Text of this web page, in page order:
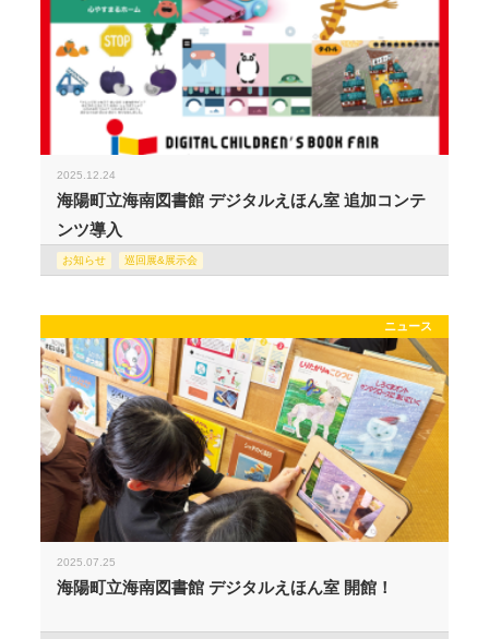
2025.12.24
海陽町立海南図書館 デジタルえほん室 追加コンテ
ンツ導入
お知らせ 巡回展&展示会
ニュース
2025.07.25
海陽町立海南図書館 デジタルえほん室 開館！